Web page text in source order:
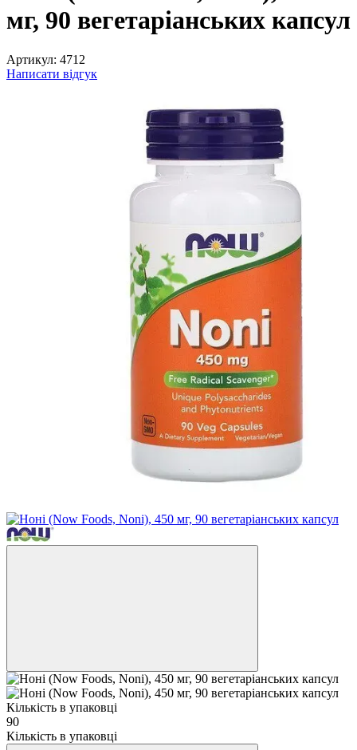
мг, 90 вегетаріанських капсул
Артикул: 4712
Написати відгук
Кількість в упаковці
90
Кількість в упаковці